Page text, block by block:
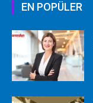
EN POPÜLER